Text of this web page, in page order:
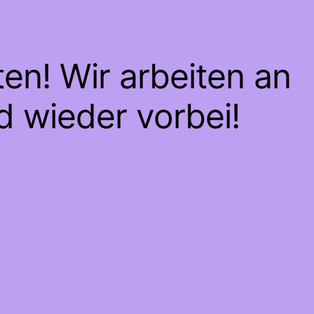
Wir arbeiten an
wieder vorbei!